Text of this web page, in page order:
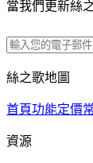
當我們更新絲
絲之歌地圖
首頁功能定價
資源